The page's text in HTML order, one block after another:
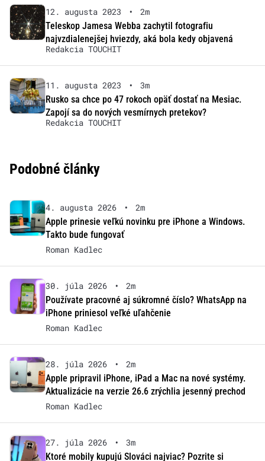
12. augusta 2023 •
2m
Teleskop Jamesa Webba zachytil fotografiu
najvzdialenejšej hviezdy, aká bola kedy objavená
Redakcia TOUCHIT
11. augusta 2023 •
3m
Rusko sa chce po 47 rokoch opäť dostať na Mesiac.
Zapojí sa do nových vesmírnych pretekov?
Redakcia TOUCHIT
Podobné články
4. augusta 2026 •
2m
Apple prinesie veľkú novinku pre iPhone a Windows.
Takto bude fungovať
Roman Kadlec
30. júla 2026 •
2m
Používate pracovné aj súkromné číslo? WhatsApp na
iPhone priniesol veľké uľahčenie
Roman Kadlec
28. júla 2026 •
2m
Apple pripravil iPhone, iPad a Mac na nové systémy.
Aktualizácie na verzie 26.6 zrýchlia jesenný prechod
Roman Kadlec
27. júla 2026 •
3m
Ktoré mobily kupujú Slováci najviac? Pozrite si